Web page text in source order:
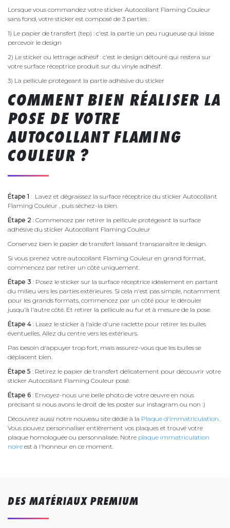
Lorsque vous commandez votre sticker Autocollant Flaming Couleur
sans fond, votre sticker est composé de 3 parties :
1) Le papier de transfert (tep) : c'est la partie un peu rugueuse qui laisse
percevoir le design
2) Le sticker ou lettrage adhésif : c'est le design détouré qui restera sur
votre surface réceptrice produit sur du vinyle adhésif.
3) La pellicule protégeant la partie adhésive du sticker
COMMENT BIEN RÉALISER LA
POSE DE VOTRE
AUTOCOLLANT FLAMING
COULEUR ?
Étape 1 : Lavez et dégraissez la surface réceptrice du sticker Autocollant
Flaming Couleur , puis séchez-la bien.
Étape 2 : Commencez par retirer la pellicule protégeant la surface
adhésive du sticker Autocollant Flaming Couleur
Conservez bien le papier de transfert laissant transparaître le design.
Si vous prenez votre autocollant Flaming Couleur en grand format,
commencez par retirer un côté uniquement.
Étape 3 : Posez le sticker sur la surface réceptrice idéalement en partant
du milieu vers les parties extérieures. Si cela n'est pas simple, notamment
pour les grands formats, commencez par un côté pour le dérouler
jusqu'à l'autre côté. Et retirer la pellicule au fur et à mesure de la pose.
Étape 4 : Lissez le sticker à l'aide d'une raclette pour retirer les bulles
éventuelles. Allez du centre vers les extérieurs.
Pas besoin d'appuyer trop fort, mais assurez-vous que les bulles se
déplacent bien.
Étape 5 : Retirez le papier de transfert délicatement pour découvrir votre
sticker Autocollant Flaming Couleur posé.
Étape 6 : Envoyez-nous une belle photo de votre œuvre en nous
précisant si nous avons le droit de les poster sur instagram ou non :)
Découvrez aussi notre nouveau site dédié à la Plaque d'immatriculation.
Vous pouvez personnaliser entièrement vos plaques et trouvé votre
plaque homologuée ou personnalisée. Notre plaque immatriculation
noire est à l'honneur en ce moment.
DES MATÉRIAUX PREMIUM